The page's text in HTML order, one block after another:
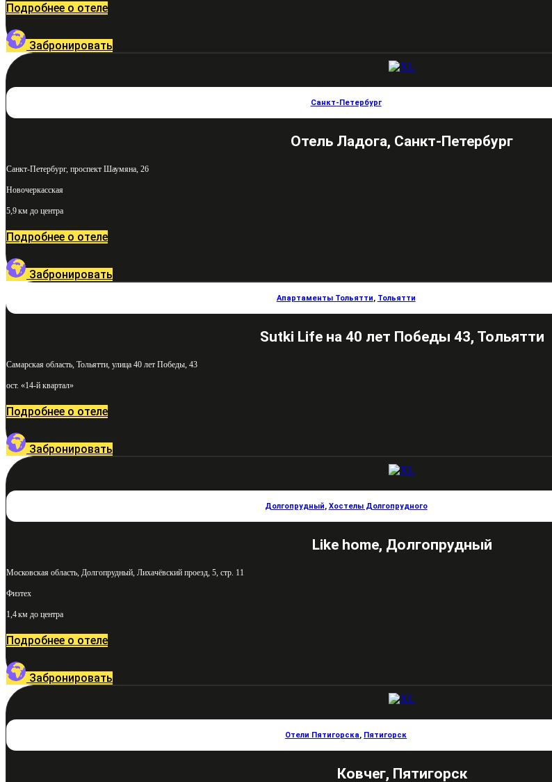
Подробнее о отеле
Забронировать
Санкт-Петербург
Отель Ладога, Санкт-Петербург
Санкт-Петербург, проспект Шаумяна, 26
Новочеркасская
5,9 км до центра
Подробнее о отеле
Забронировать
Апартаменты Тольятти, Тольятти
Sutki Life на 40 лет Победы 43, Тольятти
Самарская область, Тольятти, улица 40 лет Победы, 43
ост. «14-й квартал»
Подробнее о отеле
Забронировать
Долгопрудный, Хостелы Долгопрудного
Like home, Долгопрудный
Московская область, Долгопрудный, Лихачёвский проезд, 5, стр. 11
Физтех
1,4 км до центра
Подробнее о отеле
Забронировать
Отели Пятигорска, Пятигорск
Ковчег, Пятигорск